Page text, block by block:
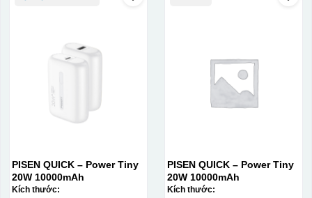
PISEN QUICK – Power Tiny
20W 10000mAh
Kích thước:
PISEN QUICK – Power Tiny
20W 10000mAh
Kích thước: